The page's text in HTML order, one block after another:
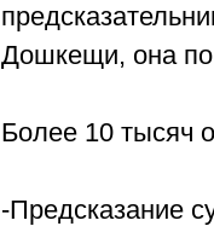
Дошкещи, она
Более 10 тысяч
-Предсказание